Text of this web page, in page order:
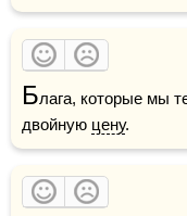
Блага, которые мы
двойную цену.